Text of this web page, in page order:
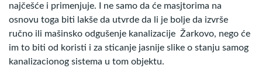
najčešće i primenjuje. I ne samo da će masjtorima na
osnovu toga biti lakše da utvrde da li je bolje da izvrše
ručno ili mašinsko odgušenje kanalizacije Žarkovo, nego će
im to biti od koristi i za sticanje jasnije slike o stanju samog
kanalizacionog sistema u tom objektu.